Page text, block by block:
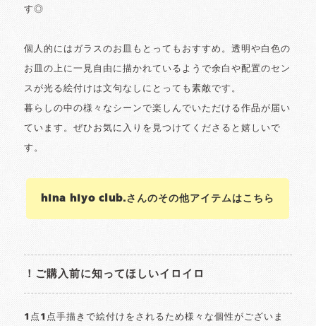
す◎
個人的にはガラスのお皿もとってもおすすめ。透明や白色の
お皿の上に一見自由に描かれているようで余白や配置のセン
スが光る絵付けは文句なしにとっても素敵です。
暮らしの中の様々なシーンで楽しんでいただける作品が届い
ています。ぜひお気に入りを見つけてくださると嬉しいで
す。
hina hiyo club.さんのその他アイテムはこちら
！ご購入前に知ってほしいイロイロ
1点1点手描きで絵付けをされるため様々な個性がございま